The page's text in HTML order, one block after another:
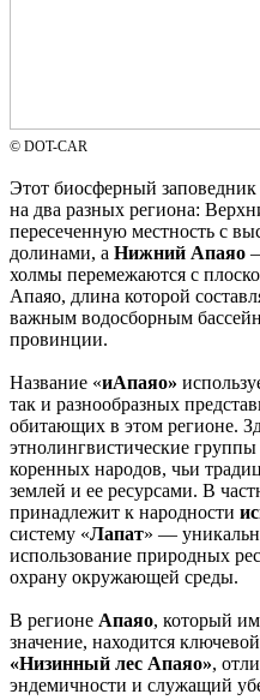
© DOT-CAR
Этот биосферный
на два разных региона:
пересеченную местность с
долинами, а Нижний Апаяо
холмы перемежаются с
Апаяо, длина которой
важным водосборным
провинции.
Название «иАпаяо»
так и разнообразных
обитающих в этом регионе.
этнолингвистические
коренных народов, чьи
землей и ее ресурсами. В
принадлежит к народности
систему «Лапат» —
использование природных
охрану окружающей среды.
В регионе Апаяо, который
значение, находится
«Низинный лес Апаяо»,
эндемичности и служащий